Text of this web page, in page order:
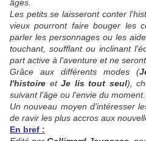
âgés.
Les petits se laisseront conter
vieux pourront faire bouger les
parler les personnages ou les
touchant, soufflant ou inclinant
part active à l'aventure et ne
Grâce aux différents modes (
l'histoire et Je lis tout seul),
suivant l'âge ou l'envie du moment.
Un nouveau moyen d'intéresser
de ravir les plus accros aux
En bref :